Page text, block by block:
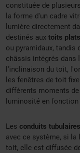
constituée de
la forme d'un cadre
lumière directement
destinés aux toits plats
ou pyramidaux, tandis
châssis intégrés dans
l'inclinaison du toit,
les fenêtres de toit
différents moments
luminosité en
Les conduits tubulaires
avec ce système, si
toit, elle est diffusée